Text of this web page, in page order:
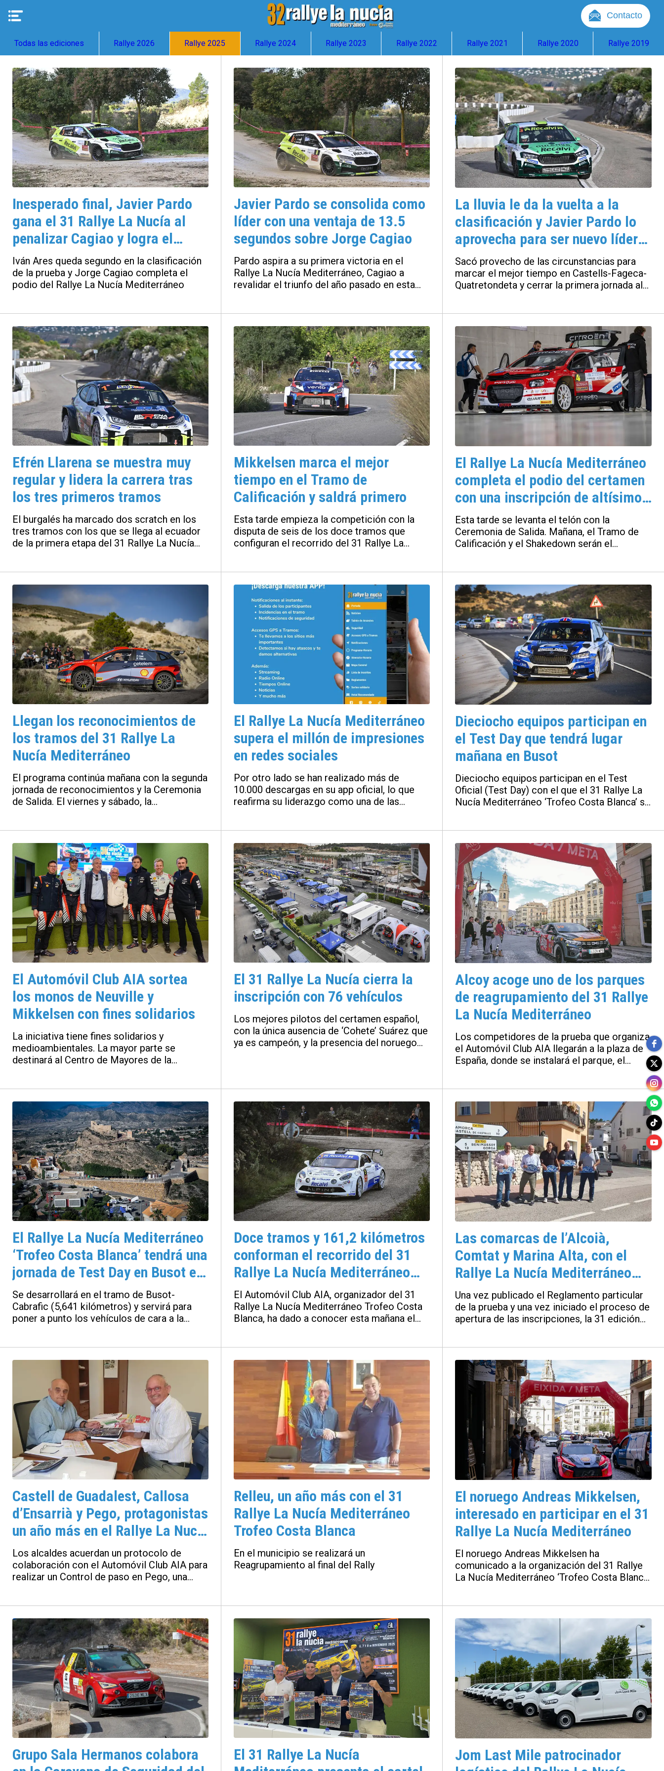
Contacto
Todas las ediciones Rallye 2026 Rallye 2025 Rallye 2024 Rallye 2023 Rallye 2022 Rallye 2021 Rallye 2020 Rallye 2019
Inesperado final, Javier Pardo
gana el 31 Rallye La Nucía al
penalizar Cagiao y logra el
subcampeonato del S-CER
Iván Ares queda segundo en la clasificación
de la prueba y Jorge Cagiao completa el
podio del Rallye La Nucía Mediterráneo
Javier Pardo se consolida como
líder con una ventaja de 13.5
segundos sobre Jorge Cagiao
Pardo aspira a su primera victoria en el
Rallye La Nucía Mediterráneo, Cagiao a
revalidar el triunfo del año pasado en esta
La lluvia le da la vuelta a la
clasificación y Javier Pardo lo
aprovecha para ser nuevo líder
en La Nucía
Sacó provecho de las circunstancias para
marcar el mejor tiempo en Castells-Fageca-
Quatretondeta y cerrar la primera jornada al
Efrén Llarena se muestra muy
regular y lidera la carrera tras
los tres primeros tramos
El burgalés ha marcado dos scratch en los
tres tramos con los que se llega al ecuador
de la primera etapa del 31 Rallye La Nucía
Mikkelsen marca el mejor
tiempo en el Tramo de
Calificación y saldrá primero
Esta tarde empieza la competición con la
disputa de seis de los doce tramos que
configuran el recorrido del 31 Rallye La
El Rallye La Nucía Mediterráneo
completa el podio del certamen
con una inscripción de altísimo
nivel
Esta tarde se levanta el telón con la
Ceremonia de Salida. Mañana, el Tramo de
Calificación y el Shakedown serán el
Llegan los reconocimientos de
los tramos del 31 Rallye La
Nucía Mediterráneo
El programa continúa mañana con la segunda
jornada de reconocimientos y la Ceremonia
de Salida. El viernes y sábado, la
El Rallye La Nucía Mediterráneo
supera el millón de impresiones
en redes sociales
Por otro lado se han realizado más de
10.000 descargas en su app oficial, lo que
reafirma su liderazgo como una de las
Dieciocho equipos participan en
el Test Day que tendrá lugar
mañana en Busot
Dieciocho equipos participan en el Test
Oficial (Test Day) con el que el 31 Rallye La
Nucía Mediterráneo ‘Trofeo Costa Blanca’ se
kilómetros y permitirá a los equipos
participantes afinar la mecánica de cara a la
prueba que dará inicio del viernes a primera
hora de la tarde del próximo viernes.
El Automóvil Club AIA sortea
los monos de Neuville y
Mikkelsen con fines solidarios
La iniciativa tiene fines solidarios y
medioambientales. La mayor parte se
destinará al Centro de Mayores de la
el resto al proyecto de minimización de la
huella de carbono que provoca la práctica de
los Rallyes
El 31 Rallye La Nucía cierra la
inscripción con 76 vehículos
Los mejores pilotos del certamen español,
con la única ausencia de ‘Cohete’ Suárez que
ya es campeón, y la presencia del noruego
Alcoy acoge uno de los parques
de reagrupamiento del 31 Rallye
La Nucía Mediterráneo
Los competidores de la prueba que organiza
el Automóvil Club AIA llegarán a la plaza de
España, donde se instalará el parque, el
El Rallye La Nucía Mediterráneo
‘Trofeo Costa Blanca’ tendrá una
jornada de Test Day en Busot el
martes 4 de noviembre
Se desarrollará en el tramo de Busot-
Cabrafic (5,641 kilómetros) y servirá para
poner a punto los vehículos de cara a la
Doce tramos y 161,2 kilómetros
conforman el recorrido del 31
Rallye La Nucía Mediterráneo
Trofeo Costa Blanca dado a
conocer
El Automóvil Club AIA, organizador del 31
Rallye La Nucía Mediterráneo Trofeo Costa
Blanca, ha dado a conocer esta mañana el
Alicante. El recorrido combina tramos que
se disputaron en la pasada edición con otros
nuevos. Son doce especiales, una más que el
año anterior, y el recorrido suma una
distancia de 161,2 kilómetros contra el
crono. La prueba es la última puntuable para
el Supercampeonato de España de rallyes
(S-CER), así como para la Internacional
Iberian Rallye Trophy (IIRT) y el certamen
autonómico en todas sus categorías.
Las comarcas de l’Alcoià,
Comtat y Marina Alta, con el
Rallye La Nucía Mediterráneo
Costa Blanca
Una vez publicado el Reglamento particular
de la prueba y una vez iniciado el proceso de
apertura de las inscripciones, la 31 edición
organización del Automóvil Club AIA, se
disputará del 4 al 8 de noviembre por las
carreteras de la provincia de Alicante y
tendrá su sede en la localidad de La Nucía.
Castell de Guadalest, Callosa
d’Ensarrià y Pego, protagonistas
un año más en el Rallye La Nucía
Mediterráneo ‘Trofeo Costa
Blanca’
Los alcaldes acuerdan un protocolo de
colaboración con el Automóvil Club AIA para
realizar un Control de paso en Pego, una
Relleu, un año más con el 31
Rallye La Nucía Mediterráneo
Trofeo Costa Blanca
En el municipio se realizará un
Reagrupamiento al final del Rally
El noruego Andreas Mikkelsen,
interesado en participar en el 31
Rallye La Nucía Mediterráneo
El noruego Andreas Mikkelsen ha
comunicado a la organización del 31 Rallye
La Nucía Mediterráneo ‘Trofeo Costa Blanca’
compite en tierras españolas, de hecho lo
hizo en la pasada edición de La Nucía
acompañando a Thierry Neuville, con el
Equipo Oficial Hyundai del Mundial.
Grupo Sala Hermanos colabora
El 31 Rallye La Nucía
Jom Last Mile patrocinador